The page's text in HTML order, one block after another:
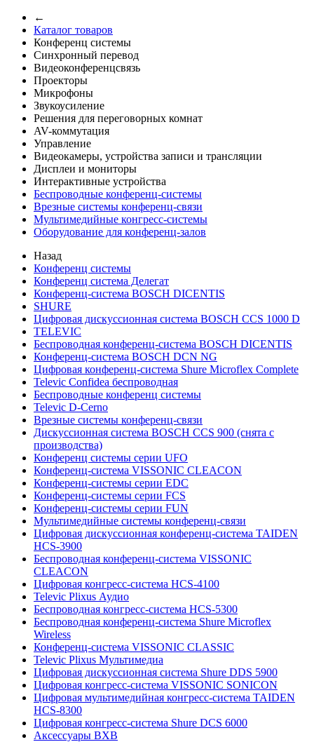
←
Каталог товаров
Конференц системы
Синхронный перевод
Видеоконференцсвязь
Проекторы
Микрофоны
Звукоусиление
Решения для переговорных комнат
AV-коммутация
Управление
Видеокамеры, устройства записи и трансляции
Дисплеи и мониторы
Интерактивные устройства
Беспроводные конференц-системы
Врезные системы конференц-связи
Мультимедийные конгресс-системы
Оборудование для конференц-залов
Назад
Конференц системы
Конференц система Делегат
Конференц-система BOSCH DICENTIS
SHURE
Цифровая дискуссионная система BOSCH CCS 1000 D
TELEVIC
Беспроводная конференц-система BOSCH DICENTIS
Конференц-система BOSCH DCN NG
Цифровая конференц-система Shure Microflex Complete
Televic Confidea беспроводная
Беспроводные конференц системы
Televic D-Cerno
Врезные системы конференц-связи
Дискуссионная система BOSCH CCS 900 (снята с
производства)
Конференц системы серии UFO
Конференц-система VISSONIC CLEACON
Конференц-системы серии EDC
Конференц-системы серии FCS
Конференц-системы серии FUN
Мультимедийные системы конференц-связи
Цифровая дискуссионная конференц-система TAIDEN
HCS-3900
Беспроводная конференц-система VISSONIC
CLEACON
Цифровая конгресс-система HCS-4100
Televic Plixus Аудио
Беспроводная конгресс-система HCS-5300
Беспроводная конференц-система Shure Microflex
Wireless
Конференц-система VISSONIC CLASSIC
Televic Plixus Мультимедиа
Цифровая дискуссионная система Shure DDS 5900
Цифровая конгресс-система VISSONIC SONICON
Цифровая мультимедийная конгресс-система TAIDEN
HCS-8300
Цифровая конгресс-система Shure DCS 6000
Аксессуары BXB